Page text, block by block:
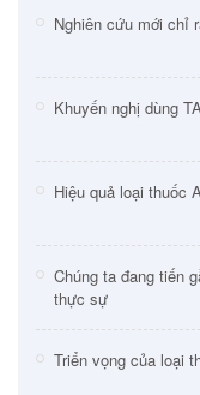
Nghiên cứu mới chỉ
Khuyến nghị dùng
Hiệu quả loại thuốc
Chúng ta đang tiến
thực sự
Triển vọng của loại